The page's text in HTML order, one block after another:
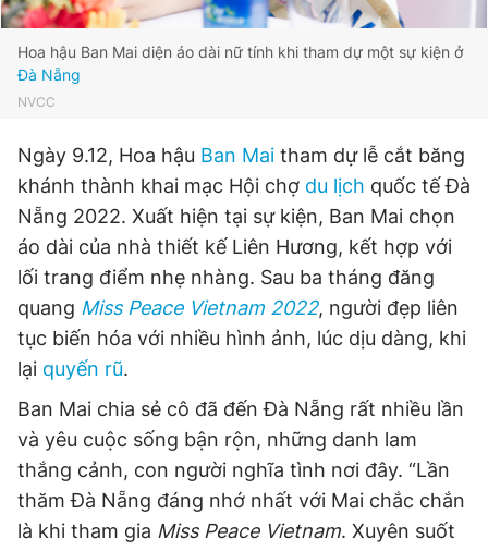
Giấy phép xuất bản số 110/GP - BTTTT cấp ngày 24.3.2020
© 2003-2026 Bản quyền thuộc về Báo Thanh Niên. Cấm sao
chép dưới mọi hình thức nếu không có sự chấp thuận bằng văn
bản. Phát triển bởi ePi Technologies, JSC.
Hoa hậu Ban Mai diện áo dài nữ tính khi tham dự một sự kiện ở
Đà Nẵng
NVCC
Ngày 9.12, Hoa hậu Ban Mai tham dự lễ cắt băng
khánh thành khai mạc Hội chợ du lịch quốc tế Đà
Nẵng 2022. Xuất hiện tại sự kiện, Ban Mai chọn
áo dài của nhà thiết kế Liên Hương, kết hợp với
lối trang điểm nhẹ nhàng. Sau ba tháng đăng
quang Miss Peace Vietnam 2022, người đẹp liên
tục biến hóa với nhiều hình ảnh, lúc dịu dàng, khi
lại quyến rũ.
Ban Mai chia sẻ cô đã đến Đà Nẵng rất nhiều lần
và yêu cuộc sống bận rộn, những danh lam
thắng cảnh, con người nghĩa tình nơi đây. “Lần
thăm Đà Nẵng đáng nhớ nhất với Mai chắc chắn
là khi tham gia Miss Peace Vietnam. Xuyên suốt